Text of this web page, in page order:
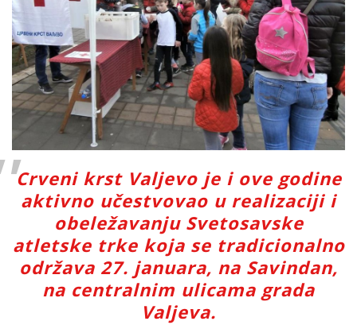
Crveni krst Valjevo je i ove godine
aktivno učestvovao u realizaciji i
obeležavanju Svetosavske
atletske trke koja se tradicionalno
održava 27. januara, na Savindan,
na centralnim ulicama grada
Valjeva.